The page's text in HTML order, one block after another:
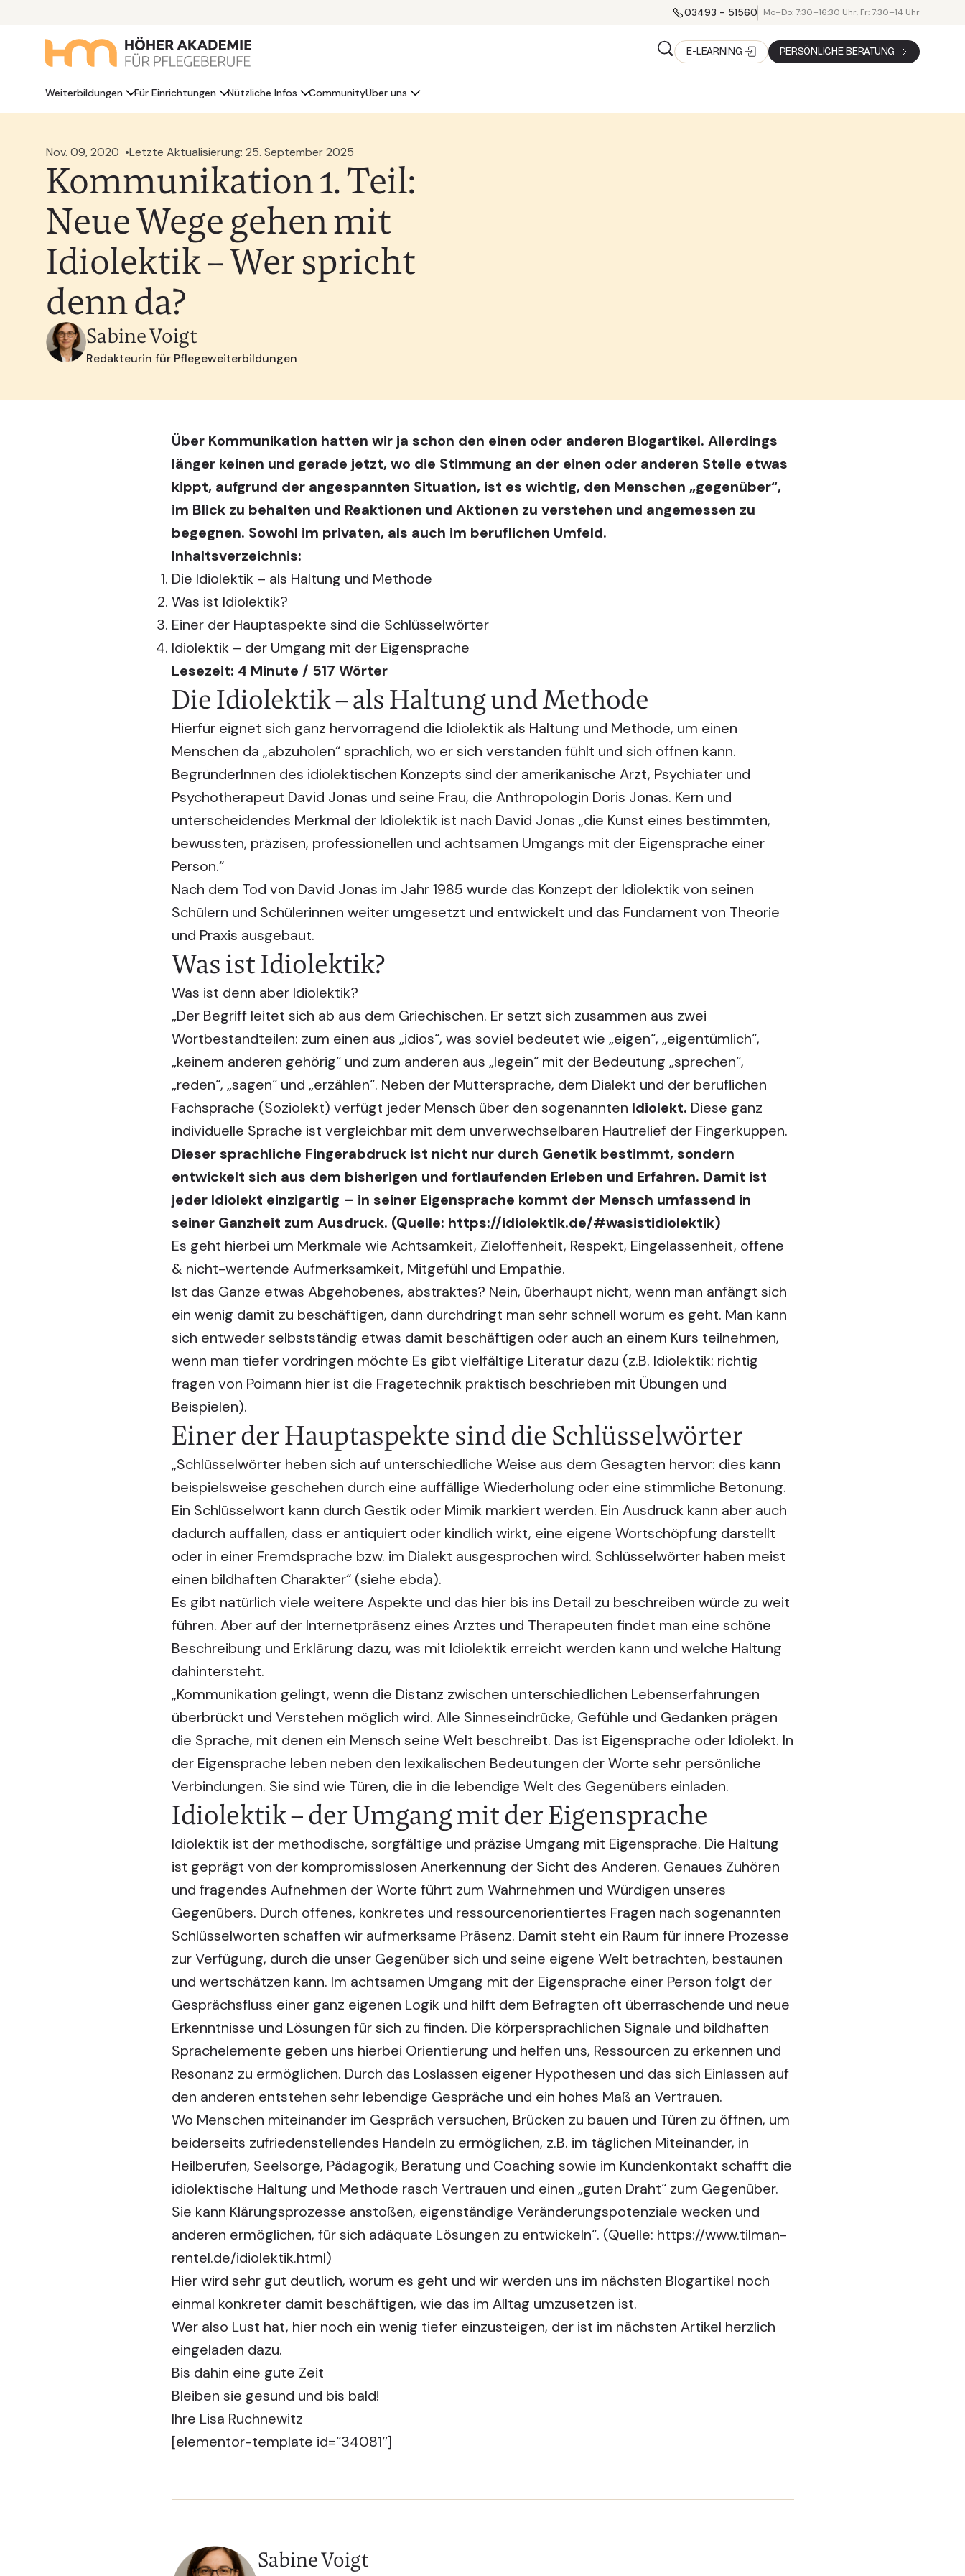
03493 - 51560 Mo–Do: 7:30–16:30 Uhr, Fr: 7:30–14 Uhr
Weiterbildungen Für Einrichtungen Nützliche Infos CommunityÜber uns
E-LEARNING PERSÖNLICHE BERATUNG
Nov. 09, 2020 Letzte Aktualisierung: 25. September 2025
Kommunikation 1. Teil:
Neue Wege gehen mit
Idiolektik – Wer spricht
denn da?
Sabine Voigt
Redakteurin für Pflegeweiterbildungen
Über Kommunikation hatten wir ja schon den einen oder anderen Blogartikel. Allerdings
länger keinen und gerade jetzt, wo die Stimmung an der einen oder anderen Stelle etwas
kippt, aufgrund der angespannten Situation, ist es wichtig, den Menschen „gegenüber“,
im Blick zu behalten und Reaktionen und Aktionen zu verstehen und angemessen zu
begegnen. Sowohl im privaten, als auch im beruflichen Umfeld.
Inhaltsverzeichnis:
Die Idiolektik – als Haltung und Methode
Was ist Idiolektik?
Einer der Hauptaspekte sind die Schlüsselwörter
Idiolektik – der Umgang mit der Eigensprache
Lesezeit: 4 Minute / 517 Wörter
Die Idiolektik – als Haltung und Methode
Hierfür eignet sich ganz hervorragend die Idiolektik als Haltung und Methode, um einen
Menschen da „abzuholen“ sprachlich, wo er sich verstanden fühlt und sich öffnen kann.
BegründerInnen des idiolektischen Konzepts sind der amerikanische Arzt, Psychiater und
Psychotherapeut David Jonas und seine Frau, die Anthropologin Doris Jonas. Kern und
unterscheidendes Merkmal der Idiolektik ist nach David Jonas „die Kunst eines bestimmten,
bewussten, präzisen, professionellen und achtsamen Umgangs mit der Eigensprache einer
Person.“
Nach dem Tod von David Jonas im Jahr 1985 wurde das Konzept der Idiolektik von seinen
Schülern und Schülerinnen weiter umgesetzt und entwickelt und das Fundament von Theorie
und Praxis ausgebaut.
Was ist Idiolektik?
Was ist denn aber Idiolektik?
„Der Begriff leitet sich ab aus dem Griechischen. Er setzt sich zusammen aus zwei
Wortbestandteilen: zum einen aus „idios“, was soviel bedeutet wie „eigen“, „eigentümlich“,
„keinem anderen gehörig“ und zum anderen aus „legein“ mit der Bedeutung „sprechen“,
„reden“, „sagen“ und „erzählen“. Neben der Muttersprache, dem Dialekt und der beruflichen
Fachsprache (Soziolekt) verfügt jeder Mensch über den sogenannten Idiolekt. Diese ganz
individuelle Sprache ist vergleichbar mit dem unverwechselbaren Hautrelief der Fingerkuppen.
Dieser sprachliche Fingerabdruck ist nicht nur durch Genetik bestimmt, sondern
entwickelt sich aus dem bisherigen und fortlaufenden Erleben und Erfahren. Damit ist
jeder Idiolekt einzigartig – in seiner Eigensprache kommt der Mensch umfassend in
seiner Ganzheit zum Ausdruck. (Quelle: https://idiolektik.de/#wasistidiolektik)
Es geht hierbei um Merkmale wie Achtsamkeit, Zieloffenheit, Respekt, Eingelassenheit, offene
& nicht-wertende Aufmerksamkeit, Mitgefühl und Empathie.
Ist das Ganze etwas Abgehobenes, abstraktes? Nein, überhaupt nicht, wenn man anfängt sich
ein wenig damit zu beschäftigen, dann durchdringt man sehr schnell worum es geht. Man kann
sich entweder selbstständig etwas damit beschäftigen oder auch an einem Kurs teilnehmen,
wenn man tiefer vordringen möchte Es gibt vielfältige Literatur dazu (z.B. Idiolektik: richtig
fragen von Poimann hier ist die Fragetechnik praktisch beschrieben mit Übungen und
Beispielen).
Einer der Hauptaspekte sind die Schlüsselwörter
„Schlüsselwörter heben sich auf unterschiedliche Weise aus dem Gesagten hervor: dies kann
beispielsweise geschehen durch eine auffällige Wiederholung oder eine stimmliche Betonung.
Ein Schlüsselwort kann durch Gestik oder Mimik markiert werden. Ein Ausdruck kann aber auch
dadurch auffallen, dass er antiquiert oder kindlich wirkt, eine eigene Wortschöpfung darstellt
oder in einer Fremdsprache bzw. im Dialekt ausgesprochen wird. Schlüsselwörter haben meist
einen bildhaften Charakter“ (siehe ebda).
Es gibt natürlich viele weitere Aspekte und das hier bis ins Detail zu beschreiben würde zu weit
führen. Aber auf der Internetpräsenz eines Arztes und Therapeuten findet man eine schöne
Beschreibung und Erklärung dazu, was mit Idiolektik erreicht werden kann und welche Haltung
dahintersteht.
„Kommunikation gelingt, wenn die Distanz zwischen unterschiedlichen Lebenserfahrungen
überbrückt und Verstehen möglich wird. Alle Sinneseindrücke, Gefühle und Gedanken prägen
die Sprache, mit denen ein Mensch seine Welt beschreibt. Das ist Eigensprache oder Idiolekt. In
der Eigensprache leben neben den lexikalischen Bedeutungen der Worte sehr persönliche
Verbindungen. Sie sind wie Türen, die in die lebendige Welt des Gegenübers einladen.
Idiolektik – der Umgang mit der Eigensprache
Idiolektik ist der methodische, sorgfältige und präzise Umgang mit Eigensprache. Die Haltung
ist geprägt von der kompromisslosen Anerkennung der Sicht des Anderen. Genaues Zuhören
und fragendes Aufnehmen der Worte führt zum Wahrnehmen und Würdigen unseres
Gegenübers. Durch offenes, konkretes und ressourcenorientiertes Fragen nach sogenannten
Schlüsselworten schaffen wir aufmerksame Präsenz. Damit steht ein Raum für innere Prozesse
zur Verfügung, durch die unser Gegenüber sich und seine eigene Welt betrachten, bestaunen
und wertschätzen kann. Im achtsamen Umgang mit der Eigensprache einer Person folgt der
Gesprächsfluss einer ganz eigenen Logik und hilft dem Befragten oft überraschende und neue
Erkenntnisse und Lösungen für sich zu finden. Die körpersprachlichen Signale und bildhaften
Sprachelemente geben uns hierbei Orientierung und helfen uns, Ressourcen zu erkennen und
Resonanz zu ermöglichen. Durch das Loslassen eigener Hypothesen und das sich Einlassen auf
den anderen entstehen sehr lebendige Gespräche und ein hohes Maß an Vertrauen.
Wo Menschen miteinander im Gespräch versuchen, Brücken zu bauen und Türen zu öffnen, um
beiderseits zufriedenstellendes Handeln zu ermöglichen, z.B. im täglichen Miteinander, in
Heilberufen, Seelsorge, Pädagogik, Beratung und Coaching sowie im Kundenkontakt schafft die
idiolektische Haltung und Methode rasch Vertrauen und einen „guten Draht“ zum Gegenüber.
Sie kann Klärungsprozesse anstoßen, eigenständige Veränderungspotenziale wecken und
anderen ermöglichen, für sich adäquate Lösungen zu entwickeln“. (Quelle: https://www.tilman-
rentel.de/idiolektik.html)
Hier wird sehr gut deutlich, worum es geht und wir werden uns im nächsten Blogartikel noch
einmal konkreter damit beschäftigen, wie das im Alltag umzusetzen ist.
Wer also Lust hat, hier noch ein wenig tiefer einzusteigen, der ist im nächsten Artikel herzlich
eingeladen dazu.
Bis dahin eine gute Zeit
Bleiben sie gesund und bis bald!
Ihre Lisa Ruchnewitz
[elementor-template id=“34081″]
Sabine Voigt